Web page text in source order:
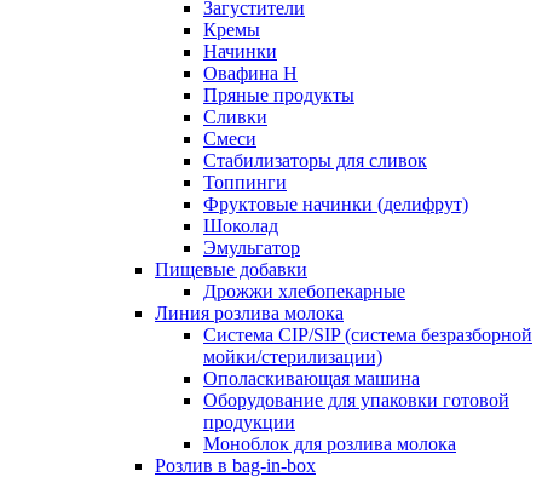
Загустители
Кремы
Начинки
Овафина Н
Пряные продукты
Сливки
Смеси
Стабилизаторы для сливок
Топпинги
Фруктовые начинки (делифрут)
Шоколад
Эмульгатор
Пищевые добавки
Дрожжи хлебопекарные
Линия розлива молока
Система CIP/SIP (система безразборной
мойки/стерилизации)
Ополаскивающая машина
Оборудование для упаковки готовой
продукции
Моноблок для розлива молока
Розлив в bag-in-box